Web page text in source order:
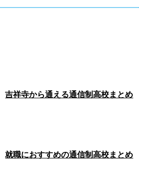
吉祥寺から通える通信制高校まとめ
就職におすすめの通信制高校まとめ